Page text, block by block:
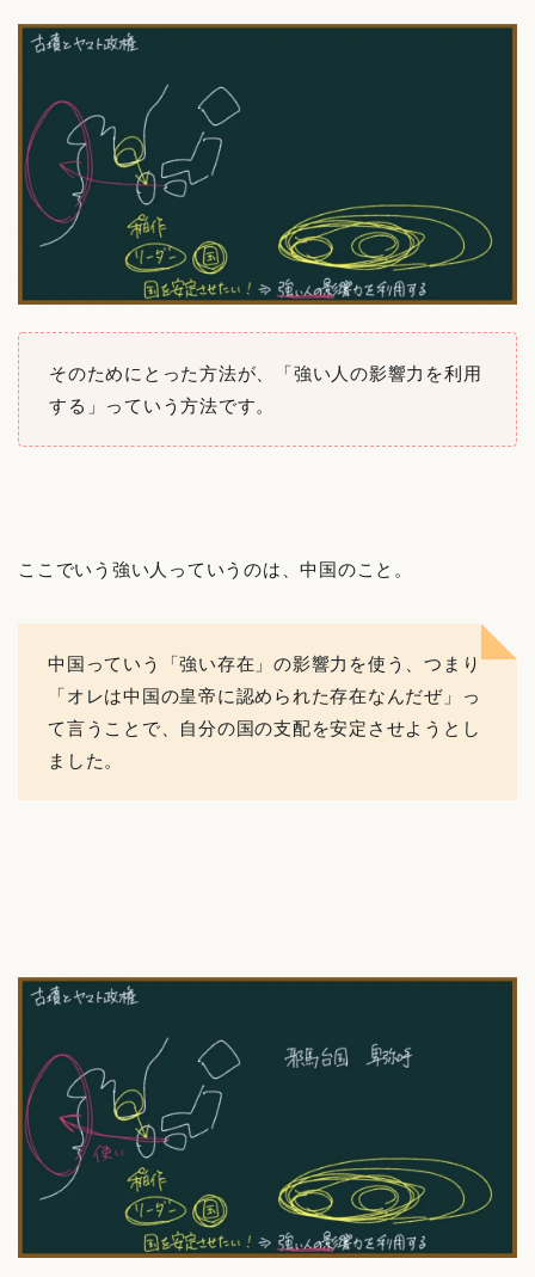
そのためにとった方法が、「強い人の影響力を利用
する」っていう方法です。
ここでいう強い人っていうのは、中国のこと。
中国っていう「強い存在」の影響力を使う、つまり
「オレは中国の皇帝に認められた存在なんだぜ」っ
て言うことで、自分の国の支配を安定させようとし
ました。